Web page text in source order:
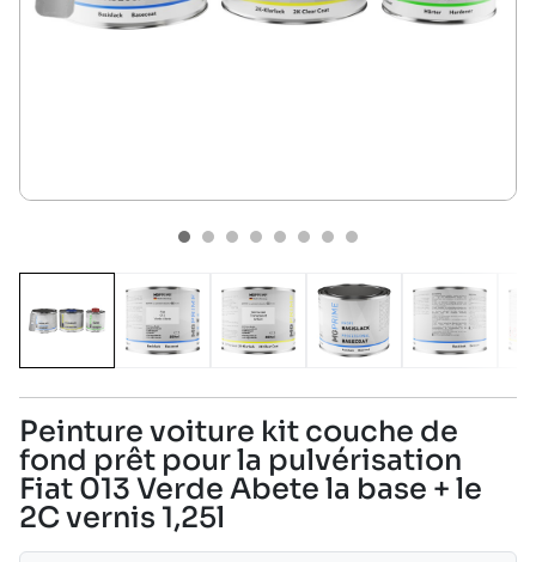
Peinture voiture kit couche de
fond prêt pour la pulvérisation
Fiat 013 Verde Abete la base + le
2C vernis 1,25l